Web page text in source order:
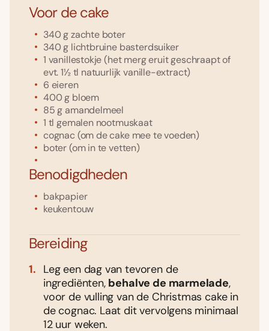
Voor de cake
340gzachte boter
340g lichtbruine basterdsuiker
1 vanillestokje(het merg eruit geschraapt of
evt. 1½ tl natuurlijk vanille-extract)
6 eieren
400g bloem
85g amandelmeel
1 tlgemalen nootmuskaat
cognac (om de cake mee te voeden)
boter(om in te vetten)
Benodigdheden
bakpapier
keukentouw
Bereiding
Leg een dag van tevoren de
ingrediënten, behalve de marmelade,
voor de vulling van de Christmas cake in
de cognac. Laat dit vervolgens minimaal
12 uur weken.